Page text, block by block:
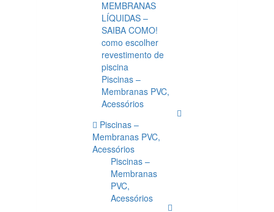
MEMBRANAS
LÍQUIDAS –
SAIBA COMO!
como escolher
revestimento de
piscina
Piscinas –
Membranas PVC,
Acessórios
Piscinas –
Membranas PVC,
Acessórios
Piscinas –
Membranas
PVC,
Acessórios